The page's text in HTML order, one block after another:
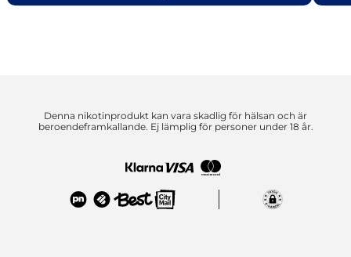
Denna nikotinprodukt kan vara skadlig för hälsan och är
beroendeframkallande. Ej lämplig för personer under 18 år.